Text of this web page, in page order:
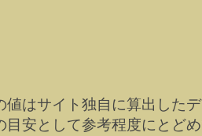
はサイト独自に算出したデ
目安として参考程度にとどめ